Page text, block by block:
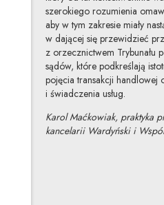
szerokiego rozumienia
aby w tym zakresie miały
w dającej się przewidzieć
z orzecznictwem Trybunału
sądów, które podkreślają
pojęcia transakcji handlowej
i świadczenia usług.
Karol Maćkowiak, praktyka
kancelarii Wardyński i